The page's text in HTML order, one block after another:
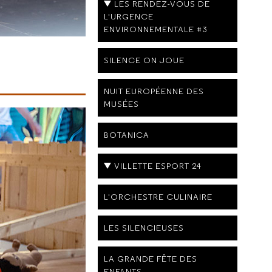
LES RENDEZ-VOUS DE
L'URGENCE
ENVIRONNEMENTALE #3
SILENCE ON JOUE
NUIT EUROPÉENNE DES
MUSÉES
BOTANICA
VILLETTE ESPORT 24
L'ORCHESTRE CULINAIRE
LES SILENCIEUSES
LA GRANDE FÊTE DES